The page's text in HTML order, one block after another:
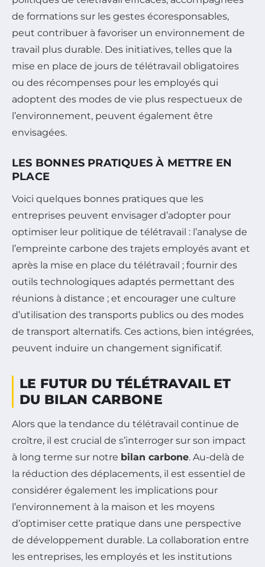
de formations sur les gestes écoresponsables,
peut contribuer à favoriser un environnement de
travail plus durable. Des initiatives, telles que la
mise en place de jours de télétravail obligatoires
ou des récompenses pour les employés qui
adoptent des modes de vie plus respectueux de
l’environnement, peuvent également être
envisagées.
LES BONNES PRATIQUES À METTRE EN
PLACE
Voici quelques bonnes pratiques que les
entreprises peuvent envisager d’adopter pour
optimiser leur politique de télétravail : l’analyse de
l’empreinte carbone des trajets employés avant et
après la mise en place du télétravail ; fournir des
outils technologiques adaptés permettant des
réunions à distance ; et encourager une culture
d’utilisation des transports publics ou des modes
de transport alternatifs. Ces actions, bien intégrées,
peuvent induire un changement significatif.
LE FUTUR DU TÉLÉTRAVAIL ET
DU BILAN CARBONE
Alors que la tendance du télétravail continue de
croître, il est crucial de s’interroger sur son impact
à long terme sur notre bilan carbone. Au-delà de
la réduction des déplacements, il est essentiel de
considérer également les implications pour
l’environnement à la maison et les moyens
d’optimiser cette pratique dans une perspective
de développement durable. La collaboration entre
les entreprises, les employés et les institutions